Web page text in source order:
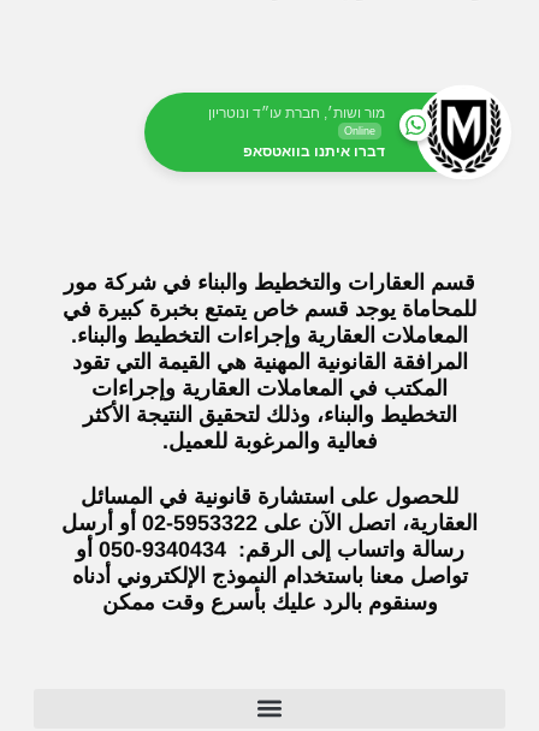
מור ושות׳, חברת עו״ד ונוטריון
Online
דברו איתנו בוואטסאפ
قسم العقارات والتخطيط والبناء في شركة مور
للمحاماة يوجد قسم خاص يتمتع بخبرة كبيرة في
المعاملات العقارية وإجراءات التخطيط والبناء.
المرافقة القانونية المهنية هي القيمة التي تقود
المكتب في المعاملات العقارية وإجراءات
التخطيط والبناء، وذلك لتحقيق النتيجة الأكثر
فعالية والمرغوبة للعميل.
للحصول على استشارة قانونية في المسائل
العقارية، اتصل الآن على 5953322-02 أو أرسل
رسالة واتساب إلى الرقم: 9340434-050 أو
تواصل معنا باستخدام النموذج الإلكتروني أدناه
وسنقوم بالرد عليك بأسرع وقت ممكن